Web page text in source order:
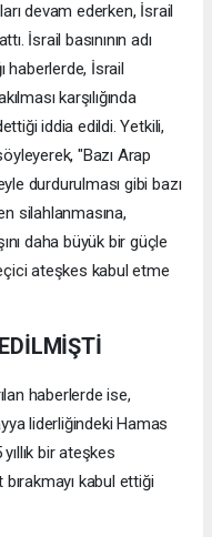
devam ederken, İsrail
İsrail basınının adı
haberlerde, İsrail
karşılığında
iddia edildi. Yetkili,
"Bazı Arap
durdurulması gibi bazı
silahlanmasına,
daha büyük bir güçle
ateşkes kabul etme
haberlerde ise,
liderliğindeki Hamas
bir ateşkes
kabul ettiği